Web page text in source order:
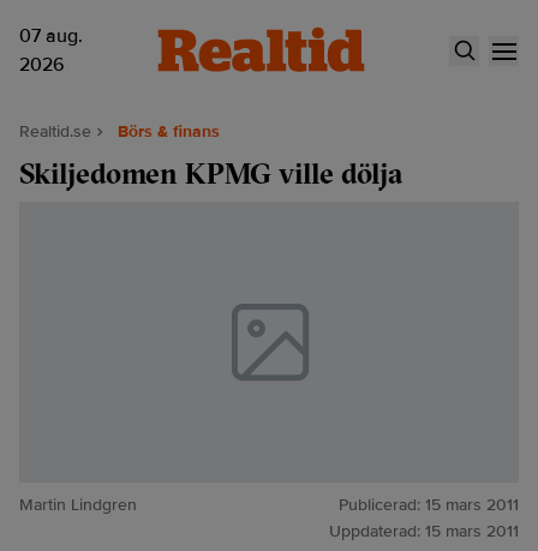
07 aug.
2026
Realtid.se Börs & finans
Skiljedomen KPMG ville dölja
Martin Lindgren Publicerad: 15 mars 2011
Uppdaterad: 15 mars 2011